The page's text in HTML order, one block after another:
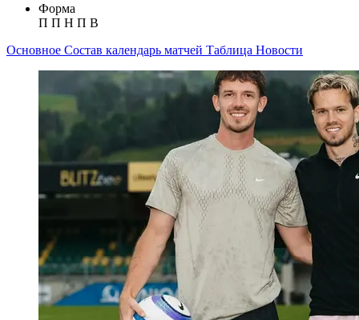
Форма
П П Н П В
Основное Состав календарь матчей Таблица Новости